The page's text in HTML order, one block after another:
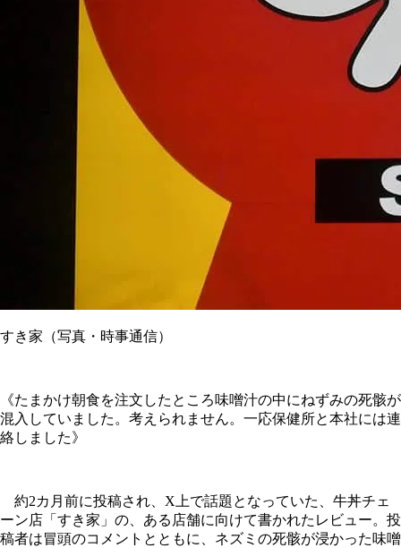
すき家（写真・時事通信）
《たまかけ朝食を注文したところ味噌汁の中にねずみの死骸が
混入していました。考えられません。一応保健所と本社には連
絡しました》
約2カ月前に投稿され、X上で話題となっていた、牛丼チェ
ーン店「すき家」の、ある店舗に向けて書かれたレビュー。投
稿者は冒頭のコメントとともに、ネズミの死骸が浸かった味噌